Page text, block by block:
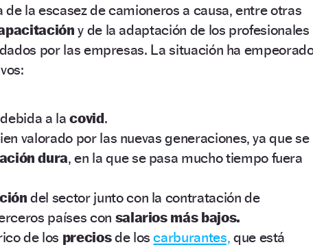
de la escasez de camioneros a causa, entre otras
y de la adaptación de los profesionales
por las empresas. La situación ha
a lacovid.
valorado por las nuevas generaciones, ya que se
dura, en la que se pasa mucho tiempo fuera
del sector junto con la contratación de
países con salarios más bajos.
de los preciosde loscarburantes, que está